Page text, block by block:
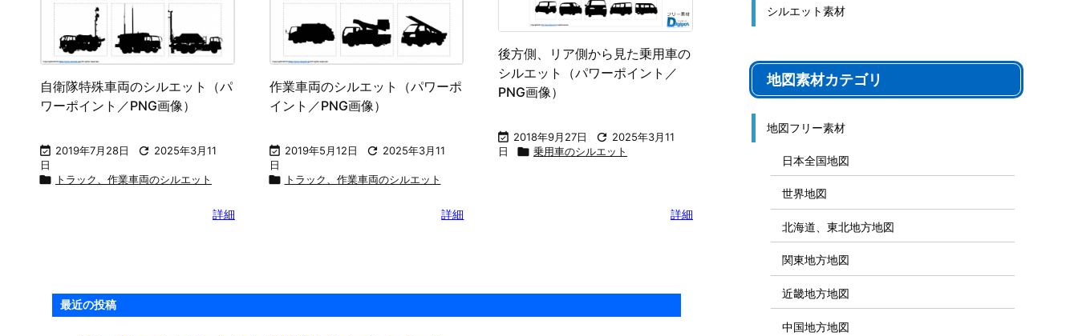
自衛隊特殊車両のシルエット（パ
ワーポイント／PNG画像）
 2019年7月28日  2025年3月11
日
 トラック、作業車両のシルエット
詳細
作業車両のシルエット（パワーポ
イント／PNG画像）
 2019年5月12日  2025年3月11
日
 トラック、作業車両のシルエット
詳細
後方側、リア側から見た乗用車の
シルエット（パワーポイント／
PNG画像）
 2018年9月27日  2025年3月11
日
 乗用車のシルエット
詳細
最近の投稿
シルエット素材
地図素材カテゴリ
地図フリー素材
日本全国地図
世界地図
北海道、東北地方地図
関東地方地図
近畿地方地図
中国地方地図